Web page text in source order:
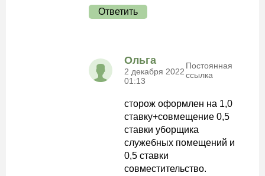
Ответить
Ольга
2 декабря 2022
01:13
Постоянная
ссылка
сторож оформлен на 1,0
ставку+совмещение 0,5
ставки уборщика
служебных помещений и
0,5 ставки
совместительство.